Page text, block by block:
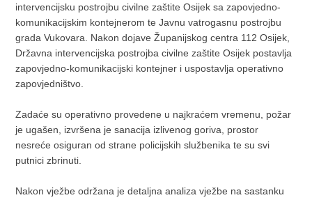
intervencijsku postrojbu civilne zaštite Osijek sa zapovjedno-
komunikacijskim kontejnerom te Javnu vatrogasnu postrojbu
grada Vukovara. Nakon dojave Županijskog centra 112 Osijek,
Državna intervencijska postrojba civilne zaštite Osijek postavlja
zapovjedno-komunikacijski kontejner i uspostavlja operativno
zapovjedništvo.
Zadaće su operativno provedene u najkraćem vremenu, požar
je ugašen, izvršena je sanacija izlivenog goriva, prostor
nesreće osiguran od strane policijskih službenika te su svi
putnici zbrinuti.
Nakon vježbe održana je detaljna analiza vježbe na sastanku